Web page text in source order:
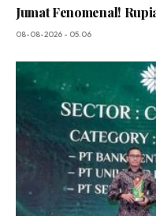
Jumat Fenomenal!
08-08-2026 - 05.06